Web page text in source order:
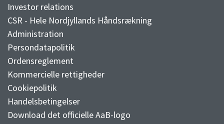
Investor relations
CSR - Hele Nordjyllands Håndsrækning
Administration
Persondatapolitik
Ordensreglement
Kommercielle rettigheder
Cookiepolitik
Handelsbetingelser
Download det officielle AaB-logo